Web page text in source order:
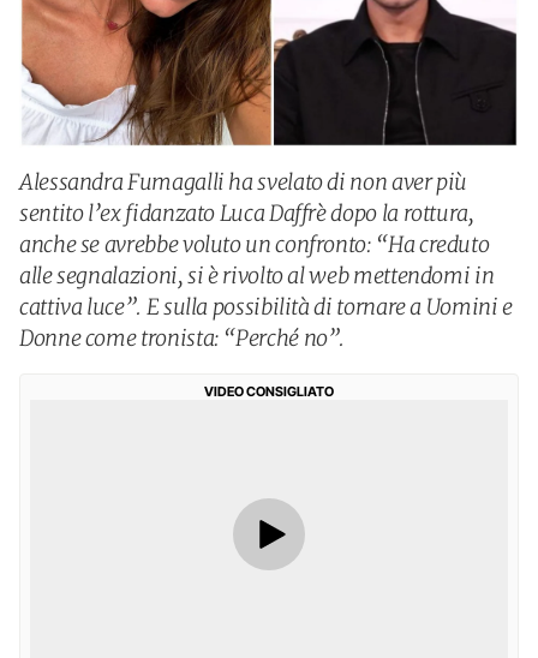
Alessandra Fumagalli ha svelato di non aver più
sentito l’ex fidanzato Luca Daffrè dopo la rottura,
anche se avrebbe voluto un confronto: “Ha creduto
alle segnalazioni, si è rivolto al web mettendomi in
cattiva luce”. E sulla possibilità di tornare a Uomini e
Donne come tronista: “Perché no”.
VIDEO CONSIGLIATO